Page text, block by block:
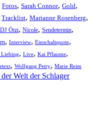
Fotos, Sarah Connor, Gold,
Tracklist, Marianne Rosenberg,
DJ Ötzi, Nicole, Sendetermin,
, Interview, Einschaltquote,
Liebing, Live, Kai Pflaume,
, Wolfgang Petry, Marie Reim